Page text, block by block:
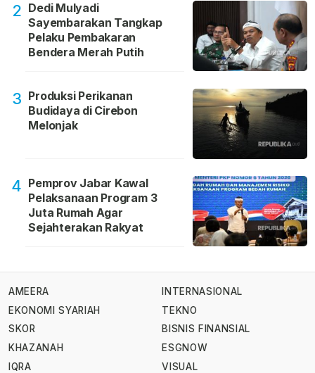
2 Dedi Mulyadi
Sayembarakan Tangkap
Pelaku Pembakaran
Bendera Merah Putih
3 Produksi Perikanan
Budidaya di Cirebon
Melonjak
4 Pemprov Jabar Kawal
Pelaksanaan Program 3
Juta Rumah Agar
Sejahterakan Rakyat
AMEERA
EKONOMI SYARIAH
SKOR
KHAZANAH
IQRA
INTERNASIONAL
TEKNO
BISNIS FINANSIAL
ESGNOW
VISUAL